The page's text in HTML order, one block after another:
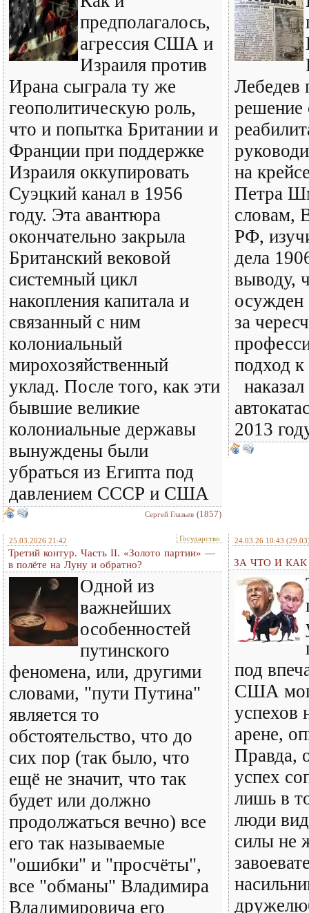
предполагалось,
агрессия США и
Израиля против
Ирана сыграла ту же
геополитическую роль,
что и попытка Британии и
Франции при поддержке
Израиля оккупировать
Суэцкий канал в 1956
году. Эта авантюра
окончательно закрыла
Британский вековой
системный цикл
накопления капитала и
связанный с ним
колониальный
мирохозяйственный
уклад. После того, как эти
бывшие великие
колониальные державы
вынуждены были
убраться из Египта под
давлением СССР и США
Сергей Глазьев (1857)
Лебедев
решение
на
Петра
словам,
РФ,
дела
выводу,
осужден
за
подход к
2013
25.03.2026 21:42 Государство
Третий контур. Часть II. «Золото партии» —
в полёте на Луну и обратно?
Одной из
важнейших
особенностей
путинского
феномена, или, другими
словами, "пути Путина"
является то
обстоятельство, что до
сих пор (так было, что
ещё не значит, что так
будет или должно
продолжаться вечно) все
его так называемые
"ошибки" и "просчёты",
все "обманы" Владимира
Владимировича его
24.03.26 10:43
ЗА ЧТО И
под
США
успехов
арене,
Правда,
успех
лишь в
люди
силы не